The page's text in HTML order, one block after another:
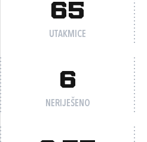
65
UTAKMICE
6
NERIJEŠENO